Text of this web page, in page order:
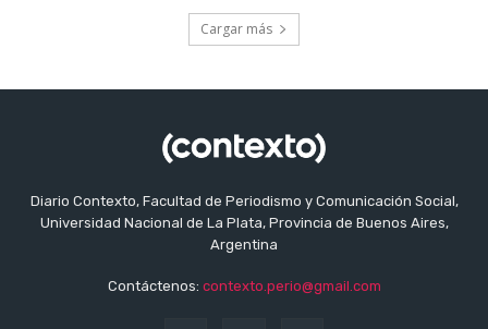
Cargar más
Diario Contexto, Facultad de Periodismo y Comunicación Social,
Universidad Nacional de La Plata, Provincia de Buenos Aires,
Argentina
Contáctenos: contexto.perio@gmail.com